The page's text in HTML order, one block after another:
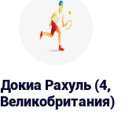
Докиа Рахуль (4,
Великобритания)